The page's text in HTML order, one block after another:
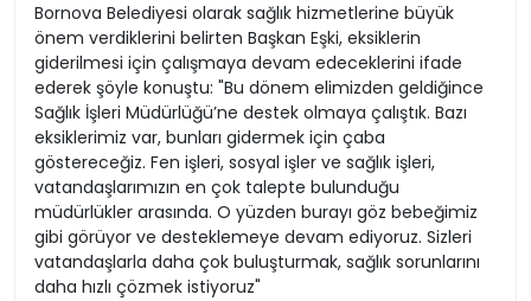
Bornova Belediyesi olarak sağlık hizmetlerine büyük
önem verdiklerini belirten Başkan Eşki, eksiklerin
giderilmesi için çalışmaya devam edeceklerini ifade
ederek şöyle konuştu: "Bu dönem elimizden geldiğince
Sağlık İşleri Müdürlüğü’ne destek olmaya çalıştık. Bazı
eksiklerimiz var, bunları gidermek için çaba
göstereceğiz. Fen işleri, sosyal işler ve sağlık işleri,
vatandaşlarımızın en çok talepte bulunduğu
müdürlükler arasında. O yüzden burayı göz bebeğimiz
gibi görüyor ve desteklemeye devam ediyoruz. Sizleri
vatandaşlarla daha çok buluşturmak, sağlık sorunlarını
daha hızlı çözmek istiyoruz"